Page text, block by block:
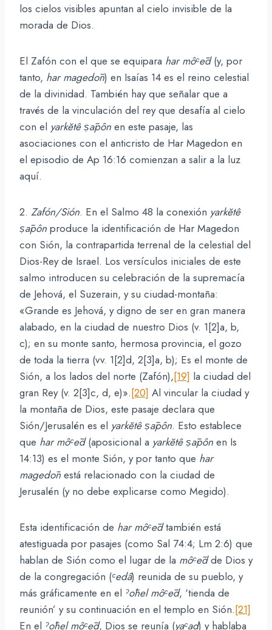
los cielos visibles apuntan al cielo invisible de la
morada de Dios.
El Zafón con el que se equipara har môᶜēd(y, por
tanto, har magedōn) en Isaías 14 es el reino celestial
de la divinidad. También hay que señalar que a
través de la vinculación del rey que desafía al cielo
con el yarkĕtê ṣāpôn en este pasaje, las
asociaciones con el anticristo de Har Magedon en
el episodio de Ap 16:16 comienzan a salir a la luz
aquí.
2. Zafón/Sión. En el Salmo 48 la conexión yarkĕtê
ṣāpôn produce la identificación de Har Magedon
con Sión, la contrapartida terrenal de la celestial del
Dios-Rey de Israel. Los versículos iniciales de este
salmo introducen su celebración de la supremacía
de Jehová, el Suzerain, y su ciudad-montaña:
«Grande es Jehová, y digno de ser en gran manera
alabado, en la ciudad de nuestro Dios (v. 1[2]a, b,
c); en su monte santo, hermosa provincia, el gozo
de toda la tierra (vv. 1[2]d, 2[3]a, b); Es el monte de
Sión, a los lados del norte (Zafón),[19] la ciudad del
gran Rey (v. 2[3]c, d, e)».[20] Al vincular la ciudad y
la montaña de Dios, este pasaje declara que
Sión/Jerusalén es el yarkĕtê ṣāpôn. Esto establece
que har môᶜēd(aposicional a yarkĕtê ṣāpôn en Is
14:13) es el monte Sión, y por tanto que har
magedōn está relacionado con la ciudad de
Jerusalén (y no debe explicarse como Megido).
Esta identificación de har môᶜēdtambién está
atestiguada por pasajes (como Sal 74:4; Lm 2:6) que
hablan de Sión como el lugar de la môᶜēdde Dios y
de la congregación (ᶜedâ) reunida de su pueblo, y
más gráficamente en el ˀōhelmôᶜēd, ‘tienda de
reunión’ y su continuación en el templo en Sión.[21]
En el ˀōhelmôᶜēd, Dios se reunía (yaᶜad) y hablaba